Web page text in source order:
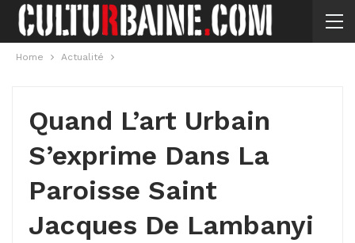
Home Actualité
Quand L’art Urbain
S’exprime Dans La
Paroisse Saint
Jacques De Lambanyi